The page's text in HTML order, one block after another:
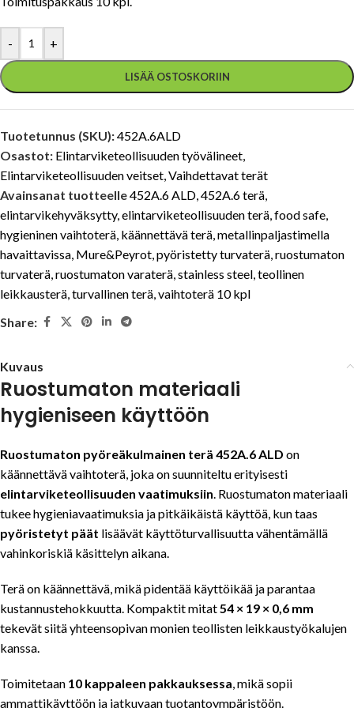
- +
LISÄÄ OSTOSKORIIN
Tuotetunnus (SKU):452A.6ALD
Osastot: Elintarviketeollisuuden työvälineet
Elintarviketeollisuuden veitset Vaihdettavat terät
Avainsanat tuotteelle452A.6 ALD 452A.6 terä
elintarvikehyväksytty, elintarviketeollisuuden terä food safe
hygieninen vaihtoterä käännettävä terä metallinpaljastimella
havaittavissa Mure&Peyrot pyöristetty turvaterä ruostumaton
turvaterä ruostumaton varaterä stainless steel teollinen
leikkausterä turvallinen terä vaihtoterä 10 kpl
Share:
Kuvaus
Ruostumaton materiaali
hygieniseen käyttöön
Ruostumaton pyöreäkulmainen terä 452A.6 ALD on
käännettävä vaihtoterä, joka on suunniteltu erityisesti
elintarviketeollisuuden vaatimuksiin . Ruostumaton materiaali
tukee hygieniavaatimuksia ja pitkäikäistä käyttöä, kun taas
pyöristetyt päät lisäävät käyttöturvallisuutta vähentämällä
vahinkoriskiä käsittelyn aikana.
Terä on käännettävä, mikä pidentää käyttöikää ja parantaa
kustannustehokkuutta. Kompaktit mitat 54 × 19 × 0,6 mm
tekevät siitä yhteensopivan monien teollisten leikkaustyökalujen
kanssa.
Toimitetaan 10 kappaleen pakkauksessa , mikä sopii
ammattikäyttöön ja jatkuvaan tuotantoympäristöön.